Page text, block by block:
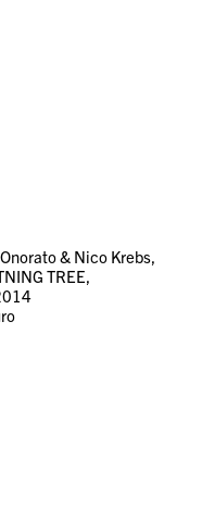
& Nico Krebs,
TREE,